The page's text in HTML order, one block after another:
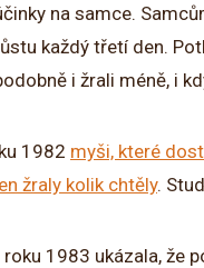
na samce.
každý třetí den.
i žrali méně, i
1982 myši, které
žraly kolik chtěly.
roku 1983 ukázala, že